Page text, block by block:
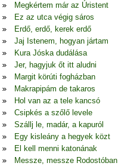
Megkértem már az Úristent
Ez az utca végig sáros
Erdő, erdő, kerek erdő
Jaj Istenem, hogyan jártam
Kura Jóska dudálása
Jer, hagyjuk őt itt aludni
Margit körúti fogházban
Makrapipám de takaros
Hol van az a tele kancsó
Csipkés a szőlő levele
Szállj le, madár, a kapuról
Egy kisleány a hegyek közt
El kell menni katonának
Messze, messze Rodostóban